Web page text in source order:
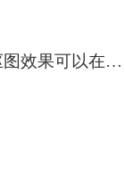
制工具；如果是不太
该工具可根据选择的会声会影视频抠图效果可以在哪里实现 会声会影怎么抠背景